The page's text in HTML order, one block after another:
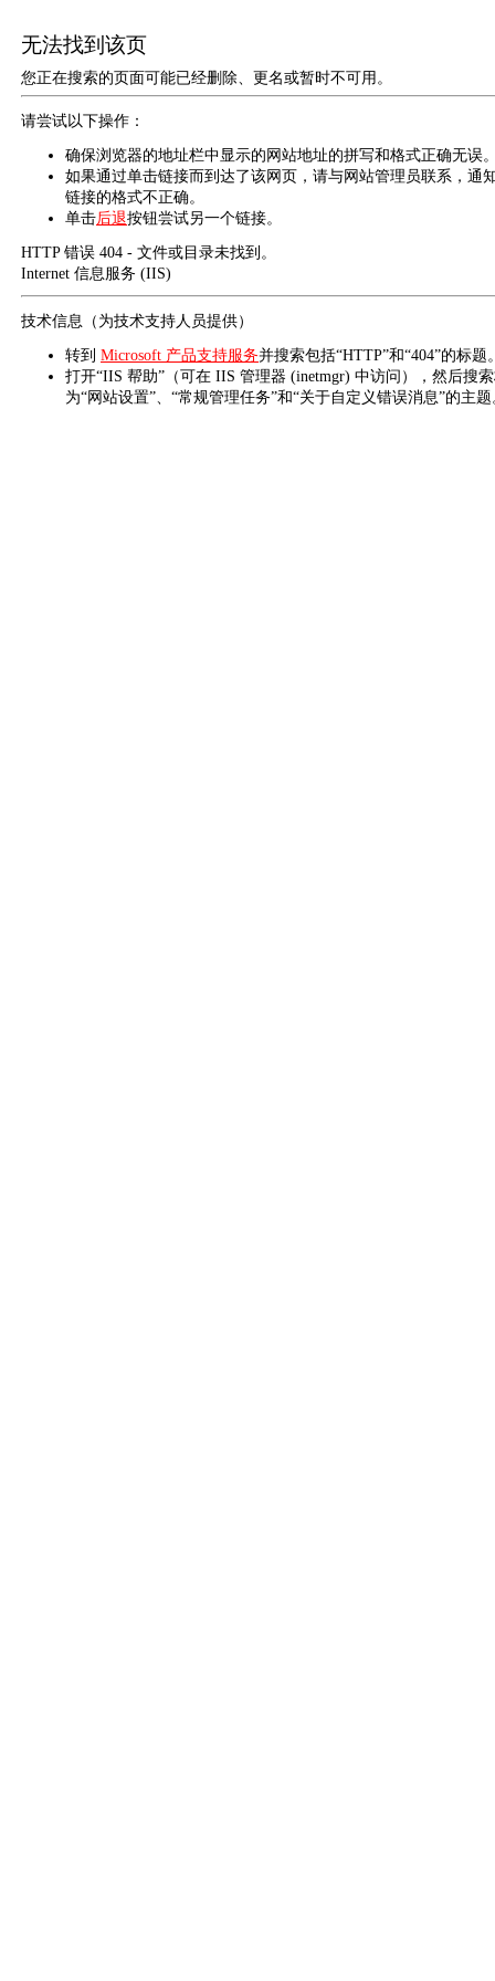
无法找到该页
您正在搜索的页面可能已经删除、更名或暂时不可用。
请尝试以下操作：
确保浏览器的地址栏中显示的网站地址的拼写和格式正确无误
如果通过单击链接而到达了该网页，请与网站管理员联系，通
链接的格式不正确。
单击后退按钮尝试另一个链接。
HTTP 错误 404 - 文件或目录未找到。
Internet 信息服务 (IIS)
技术信息（为技术支持人员提供）
转到 Microsoft 产品支持服务并搜索包括“HTTP”和“404”的标题
打开“IIS 帮助”（可在 IIS 管理器 (inetmgr) 中访问），然后搜
为“网站设置”、“常规管理任务”和“关于自定义错误消息”的主题